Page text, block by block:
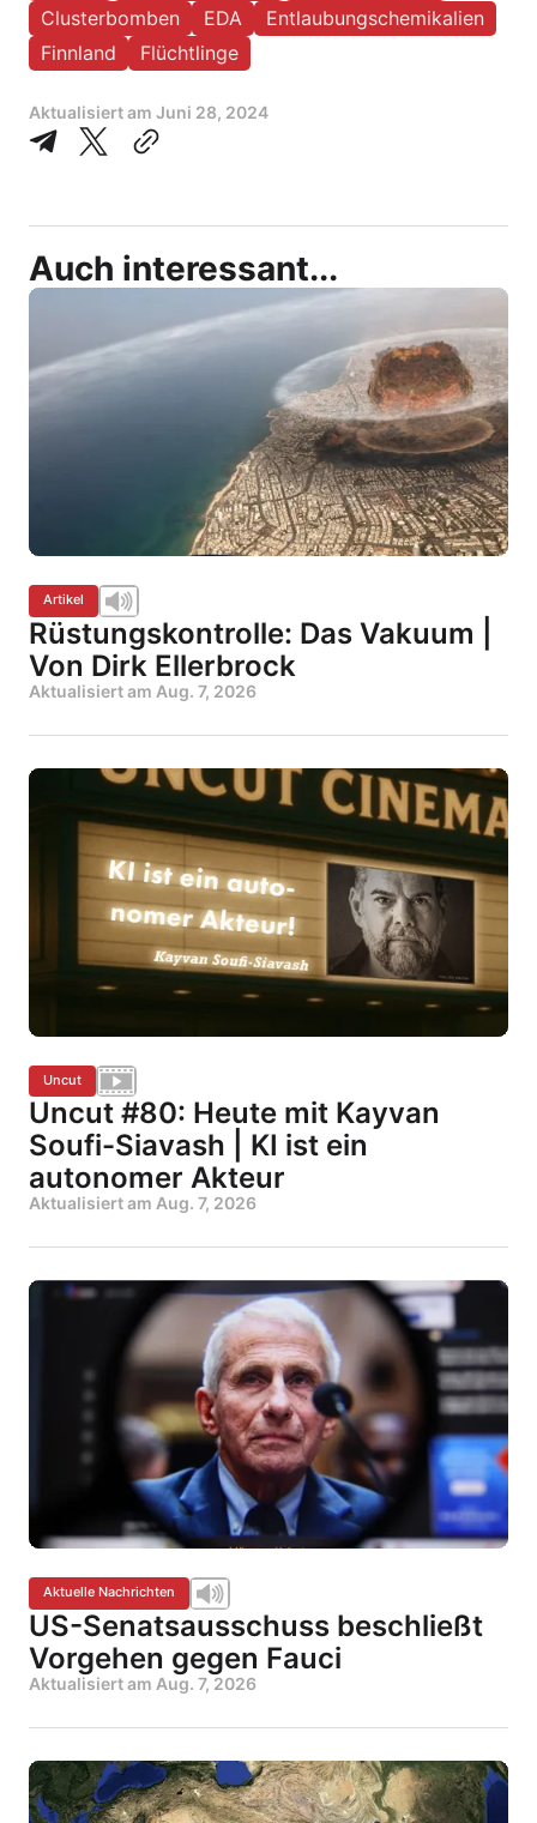
Clusterbomben
EDA
Entlaubungschemikalien
Finnland
Flüchtlinge
Aktualisiert am Juni 28, 2024
Auch interessant...
Artikel
Rüstungskontrolle: Das Vakuum |
Von Dirk Ellerbrock
Aktualisiert am Aug. 7, 2026
Uncut
Uncut #80: Heute mit Kayvan
Soufi-Siavash | KI ist ein
autonomer Akteur
Aktualisiert am Aug. 7, 2026
Aktuelle Nachrichten
US-Senatsausschuss beschließt
Vorgehen gegen Fauci
Aktualisiert am Aug. 7, 2026